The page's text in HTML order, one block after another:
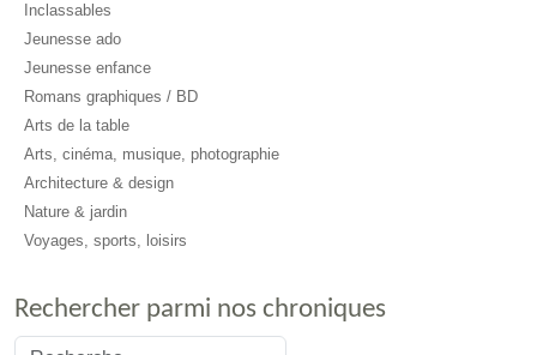
Inclassables
Jeunesse ado
Jeunesse enfance
Romans graphiques / BD
Arts de la table
Arts, cinéma, musique, photographie
Architecture & design
Nature & jardin
Voyages, sports, loisirs
Rechercher parmi nos chroniques
Valider